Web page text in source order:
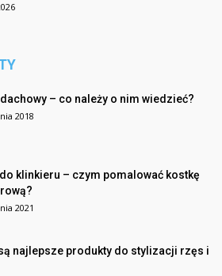
dachowy – co należy o nim wiedzieć?
2018
klinkieru – czym pomalować kostkę
2021
najlepsze produkty do stylizacji rzęs i